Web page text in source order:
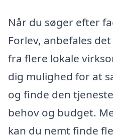
Når du søger efter
Forlev, anbefales
fra flere lokale
dig mulighed for at
og finde den
behov og budget.
kan du nemt finde